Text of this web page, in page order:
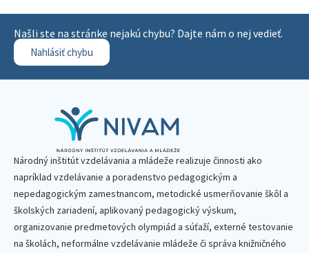
Našli ste na stránke nejakú chybu? Dajte nám o nej vedieť.
Nahlásiť chybu
Národný inštitút vzdelávania a mládeže realizuje činnosti ako
napríklad vzdelávanie a poradenstvo pedagogickým a
nepedagogickým zamestnancom, metodické usmerňovanie škôl a
školských zariadení, aplikovaný pedagogický výskum,
organizovanie predmetových olympiád a súťaží, externé testovanie
na školách, neformálne vzdelávanie mládeže či správa knižničného